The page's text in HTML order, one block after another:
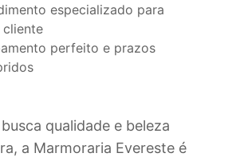
especializado para
cliente
perfeito e prazos
qualidade e beleza
a Marmoraria Evereste é